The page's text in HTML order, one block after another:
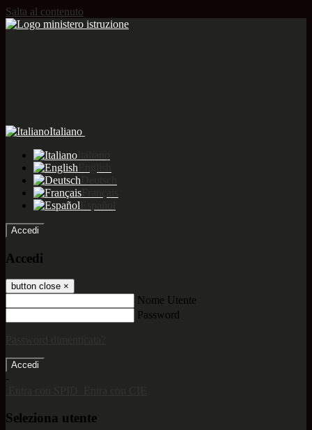
Salta al contenuto
Italiano
Accedi
Accedi
button close ×
Nome Utente
Password
-
Seleziona utente